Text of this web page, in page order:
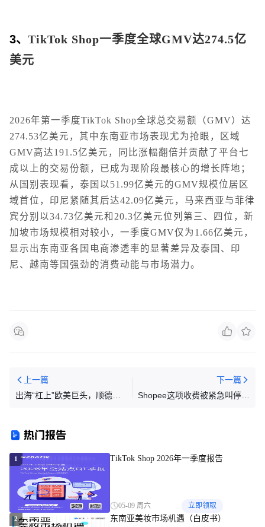
3、 TikTok Shop一季度全球GMV达274.5亿
美元
2026年第一季度TikTok Shop全球总交易额（GMV）达
274.53亿美元，其中东南亚市场表现尤为抢眼，区域
GMV高达191.5亿美元，同比涨幅翻倍并贡献了平台七
成以上的交易份额，已成为现阶段最核心的增长阵地；
从国别表现看，泰国以51.99亿美元的GMV规模位居区
域首位，印尼紧随其后达42.09亿美元，马来西亚与菲律
宾分别以34.73亿美元和20.3亿美元位列第三、四位，新
加坡市场规模相对较小，一季度GMV仅为1.66亿美元，
显示出东南亚各国电商渗透率的显著差异及泰国、印
尼、越南等国强劲的消费动能与市场潜力。
上一篇
出海“杠上”欧美巨头，顺德女
下一篇
Shopee这项收费被紧急叫停；
热门报告
1 TikTok Shop 2026年一季度报告
05-09 周六 立即领取
2 东南亚美妆市场机遇（白皮书）